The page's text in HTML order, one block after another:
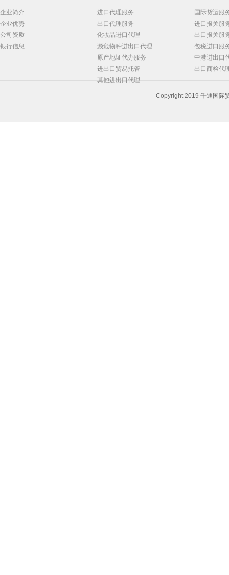
企业简介
企业优势
公司资质
银行信息
进口代理服务
出口代理服务
化妆品进口代理
濒危物种进出口代理
原产地证代办服务
进出口贸易托管
其他进出口代理
国际货运服
进口报关服
出口报关服
包税进口服
中港进出口
出口商检代
Copyright 2019 千通国